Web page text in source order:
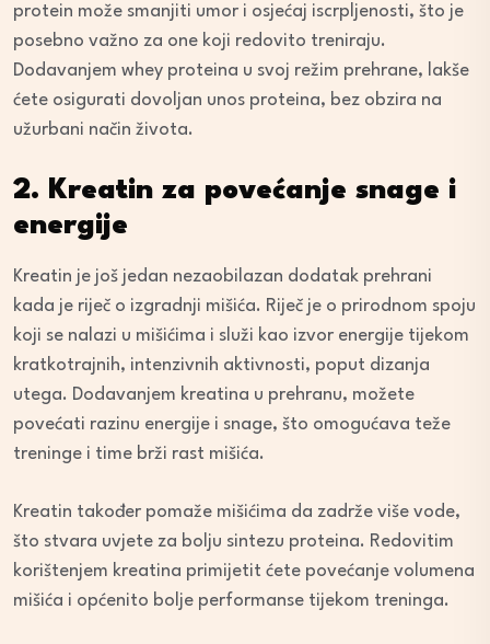
protein može smanjiti umor i osjećaj iscrpljenosti, što je
posebno važno za one koji redovito treniraju.
Dodavanjem whey proteina u svoj režim prehrane, lakše
ćete osigurati dovoljan unos proteina, bez obzira na
užurbani način života.
2. Kreatin za povećanje snage i
energije
Kreatin je još jedan nezaobilazan dodatak prehrani
kada je riječ o izgradnji mišića. Riječ je o prirodnom spoju
koji se nalazi u mišićima i služi kao izvor energije tijekom
kratkotrajnih, intenzivnih aktivnosti, poput dizanja
utega. Dodavanjem kreatina u prehranu, možete
povećati razinu energije i snage, što omogućava teže
treninge i time brži rast mišića.
Kreatin također pomaže mišićima da zadrže više vode,
što stvara uvjete za bolju sintezu proteina. Redovitim
korištenjem kreatina primijetit ćete povećanje volumena
mišića i općenito bolje performanse tijekom treninga.